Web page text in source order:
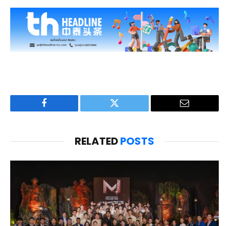
Facebook Twitter Email
RELATEDPOSTS